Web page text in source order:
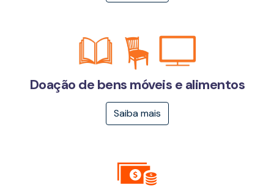
Doação de bens móveis e alimentos
Saiba mais